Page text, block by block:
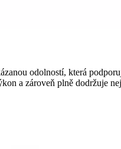
odolností, která
a zároveň plně dodržuje